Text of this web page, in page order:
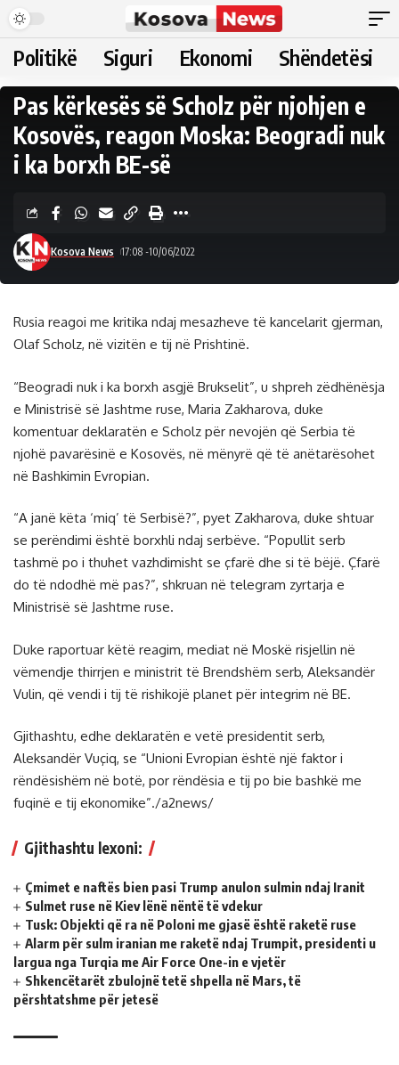
Politikë Siguri Ekonomi Shëndetësi
Pas kërkesës së Scholz për njohjen e
Kosovës, reagon Moska: Beogradi nuk
i ka borxh BE-së
Kosova News 17:08 -10/06/2022
Rusia reagoi me kritika ndaj mesazheve të kancelarit gjerman,
Olaf Scholz, në vizitën e tij në Prishtinë.
“Beogradi nuk i ka borxh asgjë Brukselit”, u shpreh zëdhënësja
e Ministrisë së Jashtme ruse, Maria Zakharova, duke
komentuar deklaratën e Scholz për nevojën që Serbia të
njohë pavarësinë e Kosovës, në mënyrë që të anëtarësohet
në Bashkimin Evropian.
“A janë këta ‘miq’ të Serbisë?”, pyet Zakharova, duke shtuar
se perëndimi është borxhli ndaj serbëve. “Popullit serb
tashmë po i thuhet vazhdimisht se çfarë dhe si të bëjë. Çfarë
do të ndodhë më pas?”, shkruan në telegram zyrtarja e
Ministrisë së Jashtme ruse.
Duke raportuar këtë reagim, mediat në Moskë risjellin në
vëmendje thirrjen e ministrit të Brendshëm serb, Aleksandër
Vulin, që vendi i tij të rishikojë planet për integrim në BE.
Gjithashtu, edhe deklaratën e vetë presidentit serb,
Aleksandër Vuçiq, se “Unioni Evropian është një faktor i
rëndësishëm në botë, por rëndësia e tij po bie bashkë me
fuqinë e tij ekonomike”./a2news/
Gjithashtu lexoni:
Çmimet e naftës bien pasi Trump anulon sulmin ndaj Iranit
Sulmet ruse në Kiev lënë nëntë të vdekur
Tusk: Objekti që ra në Poloni me gjasë është raketë ruse
Alarm për sulm iranian me raketë ndaj Trumpit, presidenti u
largua nga Turqia me Air Force One-in e vjetër
Shkencëtarët zbulojnë tetë shpella në Mars, të
përshtatshme për jetesë